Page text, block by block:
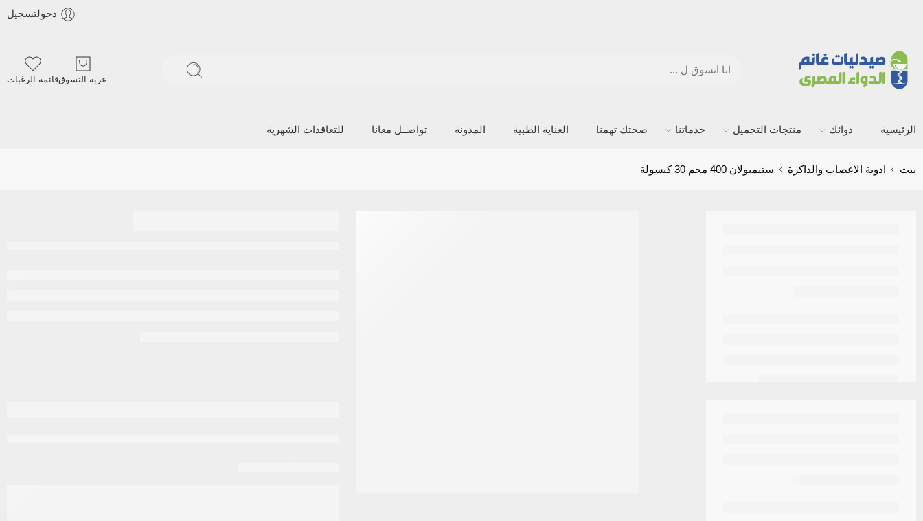
دخولتسجيل
عربة التسوققائمة الرغبات
الرئيسية دوائك منتجات التجميل خدماتنا صحتك تهمنا العناية الطبية المدونة تواصــل معانا للتعاقدات الشهرية
بيت ادوية الاعصاب والذاكرة ستيميولان 400 مجم 30 كبسولة